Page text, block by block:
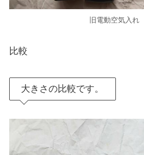
旧電動空気入れ
比較
大きさの比較です。